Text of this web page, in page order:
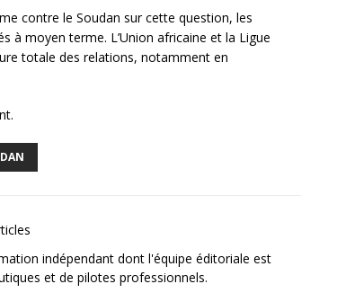
contre le Soudan sur cette question, les
à moyen terme. L’Union africaine et la Ligue
totale des relations, notamment en
indépendant dont l'équipe éditoriale est
et de pilotes professionnels.